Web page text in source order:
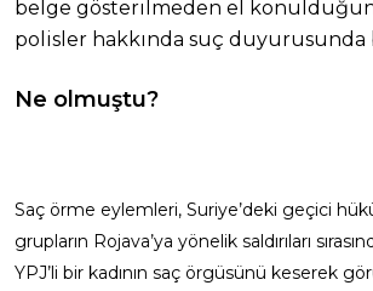
belge gösterilmeden el
polisler hakkında suç
Ne olmuştu?
Saç örme eylemleri, Suriye’deki geçici
grupların Rojava’ya yönelik saldırıları
YPJ’li bir kadının saç örgüsünü keserek